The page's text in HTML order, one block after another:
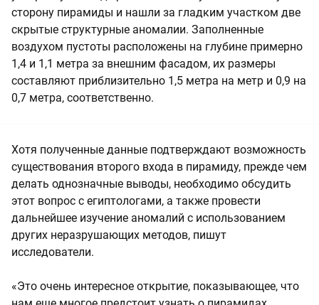
сторону пирамиды и нашли за гладким участком две
скрытые структурные аномалии. Заполненные
воздухом пустоты расположены на глубине примерно
1,4 и 1,1 метра за внешним фасадом, их размеры
составляют приблизительно 1,5 метра на метр и 0,9 на
0,7 метра, соответственно.
Хотя полученные данные подтверждают возможность
существования второго входа в пирамиду, прежде чем
делать однозначные выводы, необходимо обсудить
этот вопрос с египтологами, а также провести
дальнейшее изучение аномалий с использованием
других неразрушающих методов, пишут
исследователи.
«Это очень интересное открытие, показывающее, что